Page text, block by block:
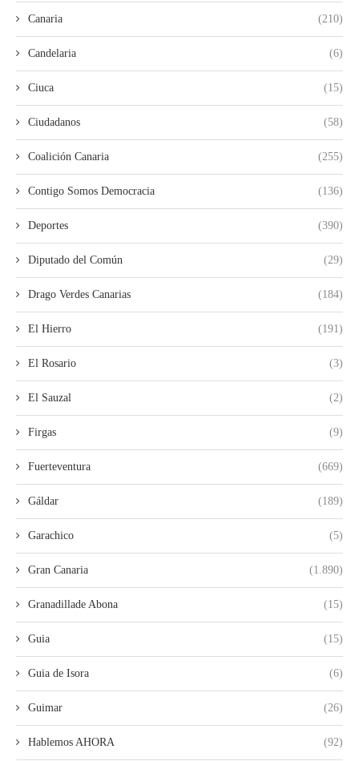
Canaria (210)
Candelaria (6)
Ciuca (15)
Ciudadanos (58)
Coalición Canaria (255)
Contigo Somos Democracia (136)
Deportes (390)
Diputado del Común (29)
Drago Verdes Canarias (184)
El Hierro (191)
El Rosario (3)
El Sauzal (2)
Firgas (9)
Fuerteventura (669)
Gáldar (189)
Garachico (5)
Gran Canaria (1.890)
Granadillade Abona (15)
Guia (15)
Guia de Isora (6)
Guimar (26)
Hablemos AHORA (92)